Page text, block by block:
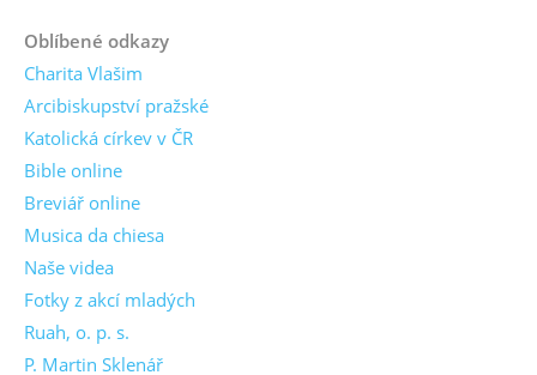
Oblíbené odkazy
Charita Vlašim
Arcibiskupství pražské
Katolická církev v ČR
Bible online
Breviář online
Musica da chiesa
Naše videa
Fotky z akcí mladých
Ruah, o. p. s.
P. Martin Sklenář